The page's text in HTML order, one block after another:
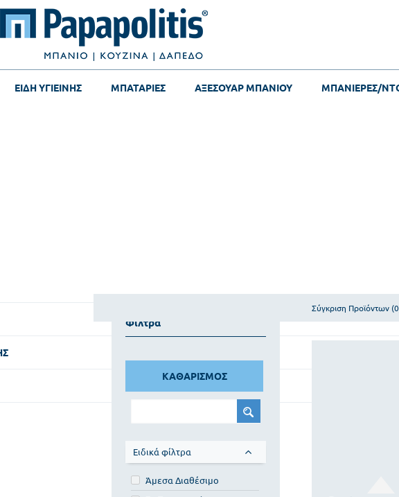
ΕΙΔΗ ΥΓΙΕΙΝΗΣ ΜΠΑΤΑΡΙΕΣ ΑΞΕΣΟΥΑΡ ΜΠΑΝΙΟΥ ΜΠΑΝΙΕΡΕΣ/
Φίλτρα
ΚΑΘΑΡΙΣΜΟΣ
Ειδικά φίλτρα
Άμεσα Διαθέσιμο
Σύγκριση Προϊόντων